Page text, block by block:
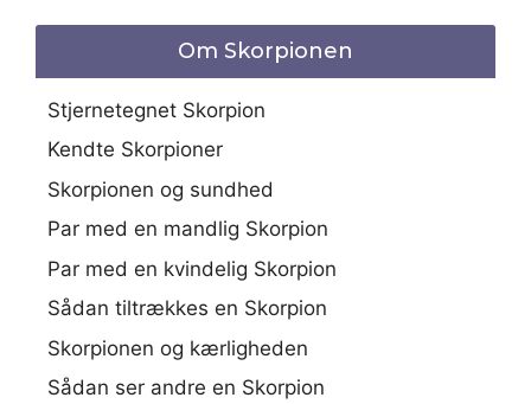
Om Skorpionen
Stjernetegnet Skorpion
Kendte Skorpioner
Skorpionen og sundhed
Par med en mandlig Skorpion
Par med en kvindelig Skorpion
Sådan tiltrækkes en Skorpion
Skorpionen og kærligheden
Sådan ser andre en Skorpion